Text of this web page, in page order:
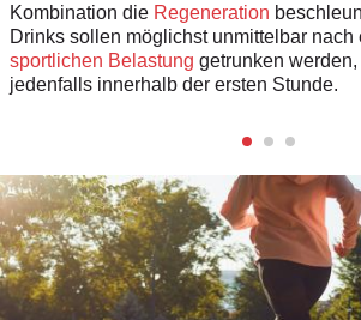
Kombination die Regeneration
Drinks sollen möglichst unmittelbar nach
sportlichen Belastung getrunken werden,
jedenfalls innerhalb der ersten Stunde.